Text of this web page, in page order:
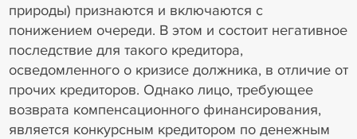
природы) признаются и включаются с
понижением очереди. В этом и состоит негативное
последствие для такого кредитора,
осведомленного о кризисе должника, в отличие от
прочих кредиторов. Однако лицо, требующее
возврата компенсационного финансирования,
является конкурсным кредитором по денежным